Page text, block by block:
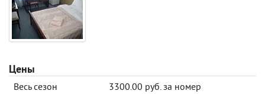
Цены
Весь сезон
3300.00 руб. за номер